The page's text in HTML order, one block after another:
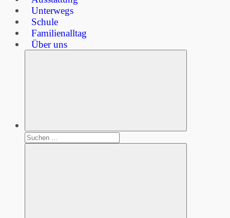
Unterwegs
Schule
Familienalltag
Über uns
Suchen
nach: